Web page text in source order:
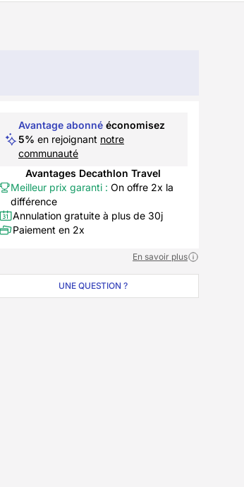
Avantage abonné économisez
5% en rejoignant notre
communauté
Avantages Decathlon Travel
Meilleur prix garanti : On offre 2x la
différence
Annulation gratuite à plus de 30j
Paiement en 2x
En savoir plus
UNE QUESTION ?